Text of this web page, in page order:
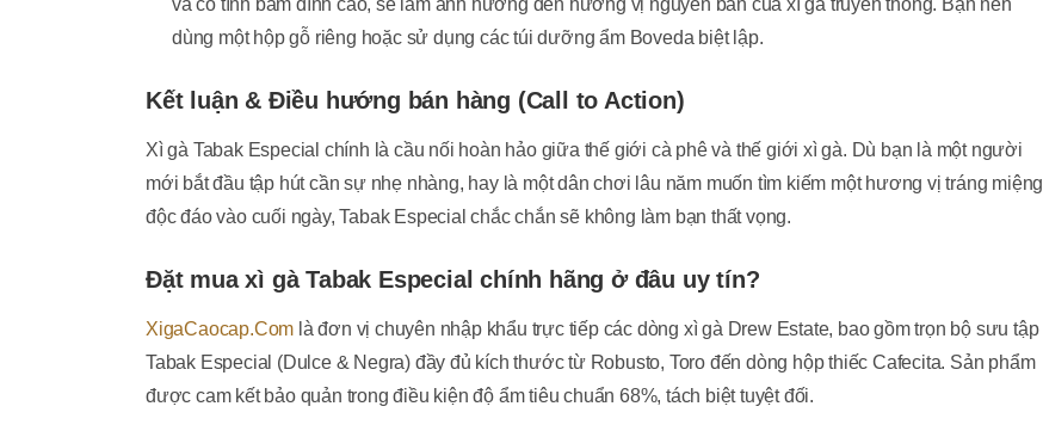
dùng một hộp gỗ riêng hoặc sử dụng các túi dưỡng ẩm Boveda biệt lập.
Kết luận & Điều hướng bán hàng (Call to Action)
Xì gà Tabak Especial chính là cầu nối hoàn hảo giữa thế giới cà phê và thế giới xì gà. Dù bạn là một người
mới bắt đầu tập hút cần sự nhẹ nhàng, hay là một dân chơi lâu năm muốn tìm kiếm một hương vị tráng miệng
độc đáo vào cuối ngày, Tabak Especial chắc chắn sẽ không làm bạn thất vọng.
Đặt mua xì gà Tabak Especial chính hãng ở đâu uy tín?
XigaCaocap.Com là đơn vị chuyên nhập khẩu trực tiếp các dòng xì gà Drew Estate, bao gồm trọn bộ sưu tập
Tabak Especial (Dulce & Negra) đầy đủ kích thước từ Robusto, Toro đến dòng hộp thiếc Cafecita. Sản phẩm
được cam kết bảo quản trong điều kiện độ ẩm tiêu chuẩn 68%, tách biệt tuyệt đối.